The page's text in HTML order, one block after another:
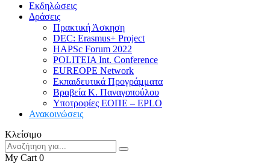
Εκδηλώσεις
Δράσεις
Πρακτική Άσκηση
DEC: Erasmus+ Project
HAPSc Forum 2022
POLITEIA Int. Conference
EUREOPE Network
Εκπαιδευτικά Προγράμματα
Βραβεία Κ. Παναγοπούλου
Υποτροφίες ΕΟΠΕ – EPLO
Ανακοινώσεις
Κλείσιμο
My Cart 0